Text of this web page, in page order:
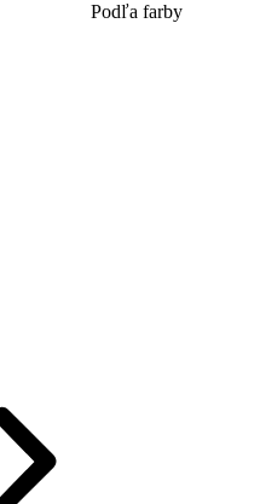
Podľa farby